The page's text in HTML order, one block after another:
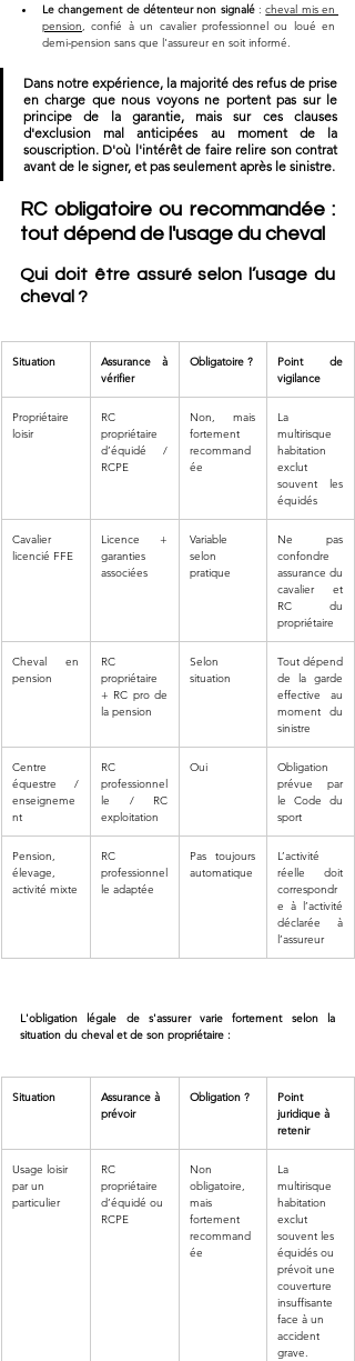
Le changement de détenteur non signalé : cheval mis en
pension, confié à un cavalier professionnel ou loué en
demi-pension sans que l'assureur en soit informé.
Dans notre expérience, la majorité des refus de prise
en charge que nous voyons ne portent pas sur le
principe de la garantie, mais sur ces clauses
d'exclusion mal anticipées au moment de la
souscription. D'où l'intérêt de faire relire son contrat
avant de le signer, et pas seulement après le sinistre.
RC obligatoire ou recommandée :
tout dépend de l'usage du cheval
Qui doit être assuré selon l’usage du
cheval ?
Situation
Assurance à
vérifier
Obligatoire ?
Point de
vigilance
Propriétaire
loisir
RC
propriétaire
d’équidé /
RCPE
Non, mais
fortement
recommand
ée
La
multirisque
habitation
exclut
souvent les
équidés
Cavalier
licencié FFE
Licence +
garanties
associées
Variable
selon
pratique
Ne pas
confondre
assurance du
cavalier et
RC du
propriétaire
Cheval en
pension
RC
propriétaire
+ RC pro de
la pension
Selon
situation
Tout dépend
de la garde
effective au
moment du
sinistre
Centre
équestre /
enseigneme
nt
RC
professionnel
le / RC
exploitation
Oui
Obligation
prévue par
le Code du
sport
Pension,
élevage,
activité mixte
RC
professionnel
le adaptée
Pas toujours
automatique
L’activité
réelle doit
correspondr
e à l’activité
déclarée à
l’assureur
L'obligation légale de s'assurer varie fortement selon la
situation du cheval et de son propriétaire :
Situation
Assurance à
prévoir
Obligation ?
Point
juridique à
retenir
Usage loisir
par un
particulier
RC
propriétaire
d’équidé ou
RCPE
Non
obligatoire,
mais
fortement
recommand
ée
La
multirisque
habitation
exclut
souvent les
équidés ou
prévoit une
couverture
insuffisante
face à un
accident
grave.